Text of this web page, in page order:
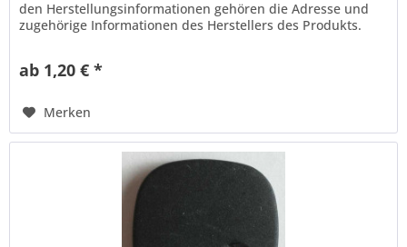
den Herstellungsinformationen gehören die Adresse und
zugehörige Informationen des Herstellers des Produkts.
ab 1,20 € *
Merken